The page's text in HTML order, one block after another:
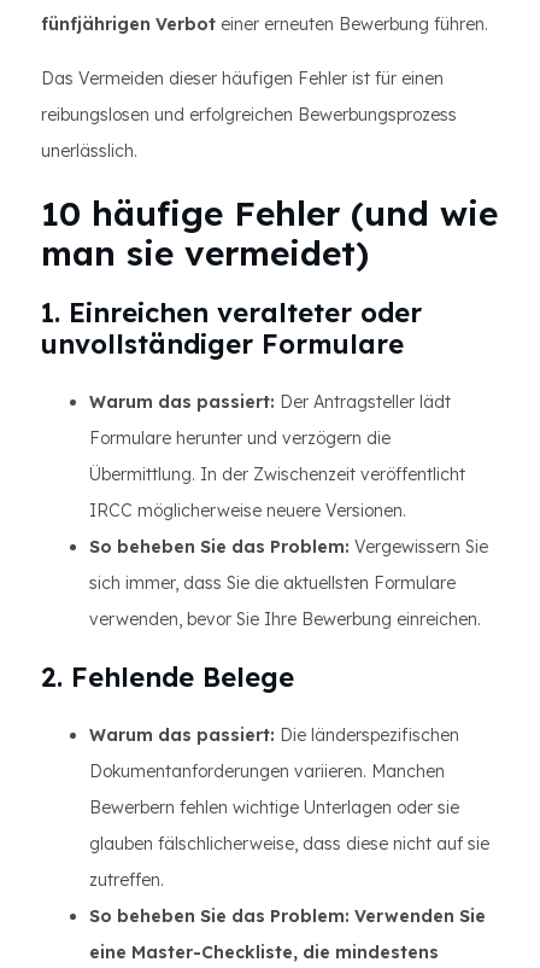
fünfjährigen Verbot einer erneuten Bewerbung führen.
Das Vermeiden dieser häufigen Fehler ist für einen
reibungslosen und erfolgreichen Bewerbungsprozess
unerlässlich.
10 häufige Fehler (und wie
man sie vermeidet)
1. Einreichen veralteter oder
unvollständiger Formulare
Warum das passiert: Der Antragsteller lädt
Formulare herunter und verzögern die
Übermittlung. In der Zwischenzeit veröffentlicht
IRCC möglicherweise neuere Versionen.
So beheben Sie das Problem: Vergewissern Sie
sich immer, dass Sie die aktuellsten Formulare
verwenden, bevor Sie Ihre Bewerbung einreichen.
2. Fehlende Belege
Warum das passiert: Die länderspezifischen
Dokumentanforderungen variieren. Manchen
Bewerbern fehlen wichtige Unterlagen oder sie
glauben fälschlicherweise, dass diese nicht auf sie
zutreffen.
So beheben Sie das Problem: Verwenden Sie
eine Master-Checkliste, die mindestens